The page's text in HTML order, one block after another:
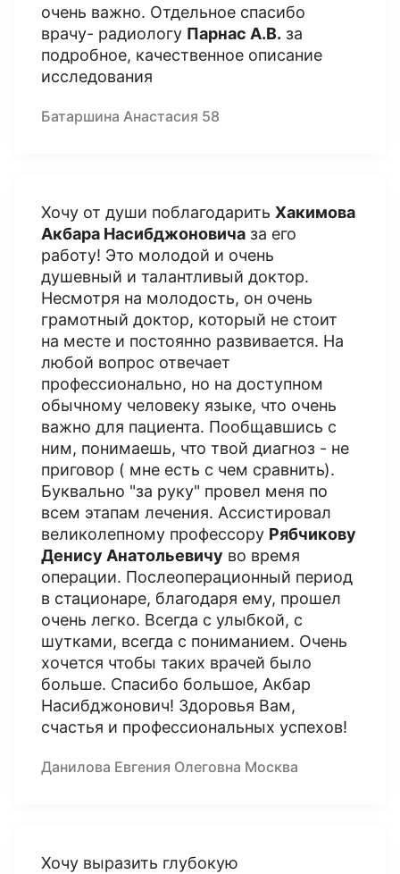
очень важно. Отдельное спасибо
врачу- радиологу Парнас А.В. за
подробное, качественное описание
исследования
Батаршина Анастасия 58
Хочу от души поблагодарить Хакимова
Акбара Насибджоновича за его
работу! Это молодой и очень
душевный и талантливый доктор.
Несмотря на молодость, он очень
грамотный доктор, который не стоит
на месте и постоянно развивается. На
любой вопрос отвечает
профессионально, но на доступном
обычному человеку языке, что очень
важно для пациента. Пообщавшись с
ним, понимаешь, что твой диагноз - не
приговор ( мне есть с чем сравнить).
Буквально "за руку" провел меня по
всем этапам лечения. Ассистировал
великолепному профессору Рябчикову
Денису Анатольевичу во время
операции. Послеоперационный период
в стационаре, благодаря ему, прошел
очень легко. Всегда с улыбкой, с
шутками, всегда с пониманием. Очень
хочется чтобы таких врачей было
больше. Спасибо большое, Акбар
Насибджонович! Здоровья Вам,
счастья и профессиональных успехов!
Данилова Евгения Олеговна Москва
Хочу выразить глубокую